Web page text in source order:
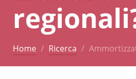
Home Ricerca